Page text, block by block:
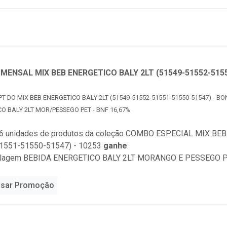
MIX BEB ENERGETICO BALY 2LT (51549-51552-
DO MIX BEB ENERGETICO BALY 2LT (51549-51552-51551-51550-51547) -
BALY 2LT MOR/PESSEGO PET - BNF 16,67%
unidades de produtos da coleçãoCOMBO ESPECIAL MIX
51550-51547) - 10253 ganhe:
BEBIDA ENERGETICO BALY 2LT MORANGO E
Promoção